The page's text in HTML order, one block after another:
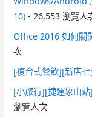
10) - 26,553 瀏覽人
Office 2016 如何關
次
[複合式餐飲][新店
[小旅行][捷運象山
瀏覽人次